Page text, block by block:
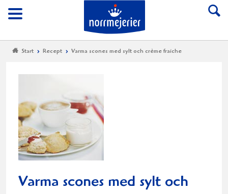
Meny
Till Norrmejerier
Start Recept Varma scones med sylt och crème fraiche
Varma scones med sylt och